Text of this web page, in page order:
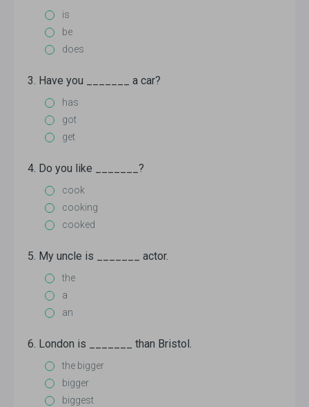
is
be
does
3. Have you _______ a car?
has
got
get
4. Do you like _______?
cook
cooking
cooked
5. My uncle is _______ actor.
the
a
an
6. London is _______ than Bristol.
the bigger
bigger
biggest